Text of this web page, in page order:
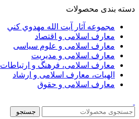
دسته بندی محصولات
مجموعه آثار آيت الله مهدوي كني
معارف اسلامی و اقتصاد
معارف اسلامی و علوم سیاسی
معارف اسلامی و مدیریت
معارف اسلامی، فرهنگ و ارتباطات
الهیات، معارف اسلامی و ارشاد
معارف اسلامی و حقوق
جستجو